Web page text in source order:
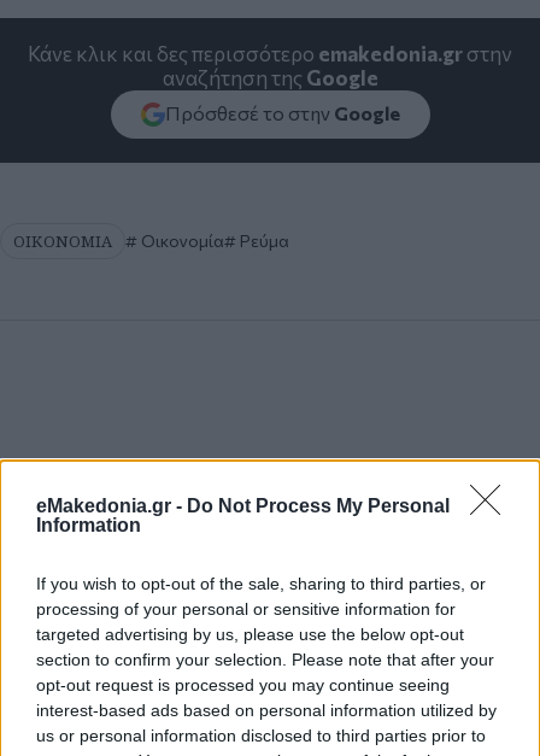
eMakedonia.gr - Do Not Process My Personal
Information
If you wish to opt-out of the sale, sharing to third parties, or
processing of your personal or sensitive information for
targeted advertising by us, please use the below opt-out
section to confirm your selection. Please note that after your
opt-out request is processed you may continue seeing
interest-based ads based on personal information utilized by
us or personal information disclosed to third parties prior to
Κάνε κλικ και δες περισσότερο emakedonia.grστην
αναζήτηση της Google
Πρόσθεσέ το στην Google
ΟΙΚΟΝΟΜΙΑ Οικονομία Ρεύμα